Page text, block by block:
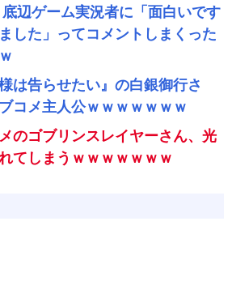
底辺ゲーム実況者に「面白いです
した」ってコメントしまくった
は告らせたい』の白銀御行さ
コメ主人公ｗｗｗｗｗｗｗ
のゴブリンスレイヤーさん、光
てしまうｗｗｗｗｗｗｗ